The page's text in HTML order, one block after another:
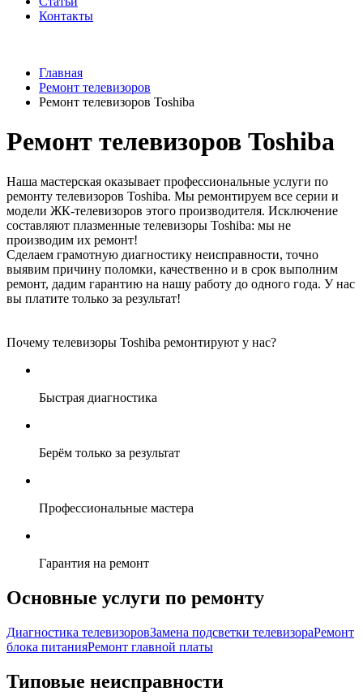
Контакты
Главная
Ремонт телевизоров
Ремонт телевизоров Toshiba
Ремонт телевизоров Toshiba
Наша мастерская оказывает профессиональные услуги по
ремонту телевизоров Toshiba. Мы ремонтируем все серии и
модели ЖК-телевизоров этого производителя. Исключение
составляют плазменные телевизоры Toshiba: мы не
производим их ремонт!
Сделаем грамотную диагностику неисправности, точно
выявим причину поломки, качественно и в срок выполним
ремонт, дадим гарантию на нашу работу до одного года. У нас
вы платите только за результат!
Почему телевизоры Toshiba ремонтируют у нас?
Быстрая диагностика
Берём только за результат
Профессиональные мастера
Гарантия на ремонт
Основные услуги по ремонту
Диагностика телевизоровЗамена подсветки телевизораРемонт
блока питанияРемонт главной платы
Типовые неисправности